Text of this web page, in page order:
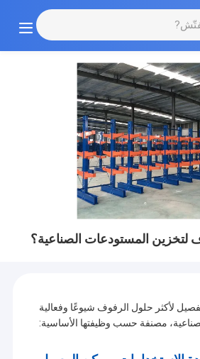
لتخزين المستودعات الصناعية؟
لأكثر حلول الرفوف شيوعًا وفعالية
مصنفة حسب وظيفتها الأساسية: